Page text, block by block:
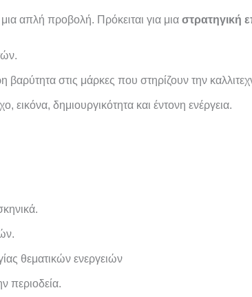
απλή προβολή. Πρόκειται για μια στρατηγική
βαρύτητα στις μάρκες που στηρίζουν την
δημιουργικότητα και έντονη ενέργεια.
θεματικών ενεργειών
περιοδεία.